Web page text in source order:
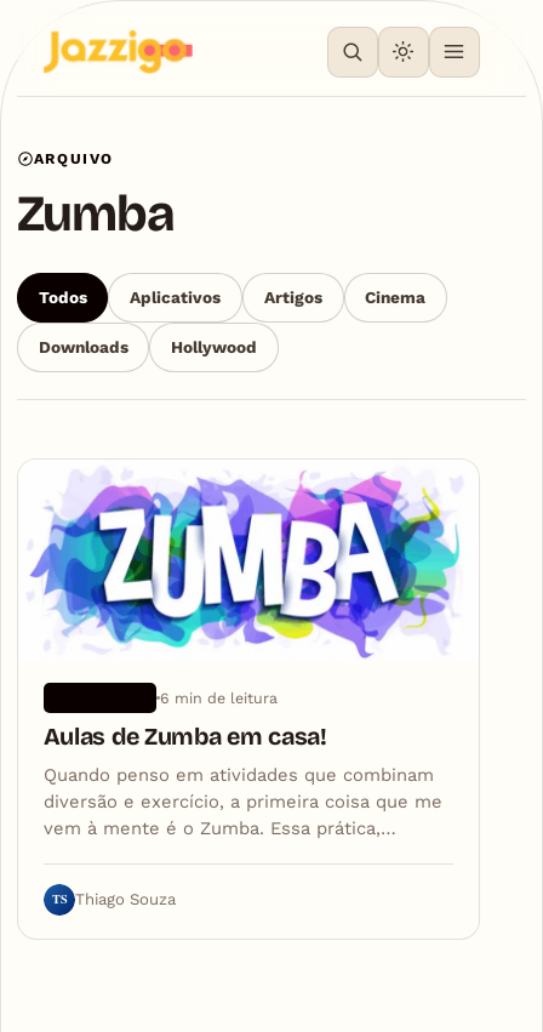
ARQUIVO
Zumba
Todos Aplicativos Artigos Cinema
Downloads Hollywood
Articles
6 min de leitura
Aulas de Zumba em casa!
Quando penso em atividades que combinam
diversão e exercício, a primeira coisa que me
vem à mente é o Zumba. Essa prática,…
TS Thiago Souza